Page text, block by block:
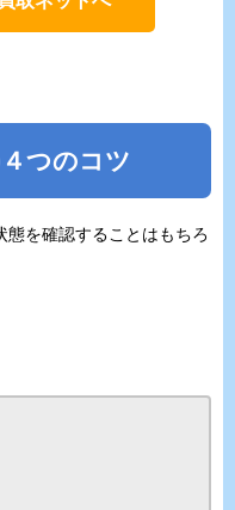
つのコツ
を確認することはもちろ